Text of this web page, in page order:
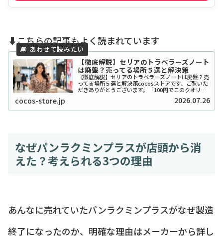
⬇️こちらの記事もよく読まれています
【徹底解説】セリアのトラベラーズノート
は廃盤？売ってる場所５選と解決策
【徹底解説】セリアのトラベラーズノートは廃盤？売
ってる場所５選と解決策cocosストアです、ご覧いた
だきありがとうございます。「100円でこのクオリテ
ィ！？」とSNSで爆発的な人気を博したセリアのトラ
ベラーズノート風リフィルやカバーですが、...
cocos-store.jp 2026.07.26
なぜパンラクミンプラスが店頭から消
えた？考えられる3つの理由
あんなに売れていたパンラクミンプラスがなぜ製造
終了になったのか、明確な理由はメーカーから詳し